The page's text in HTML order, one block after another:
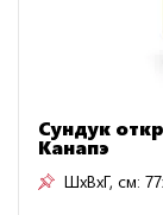
Сундук
Канапэ
ШxВxГ, см: